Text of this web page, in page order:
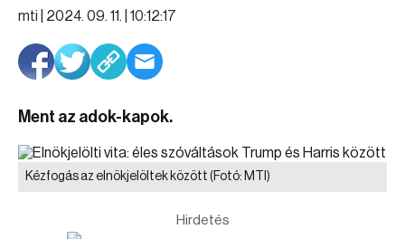
mti | 2024. 09. 11. | 10:12:17
Ment az adok-kapok.
Kézfogás az elnökjelöltek között (Fotó: MTI)
Hirdetés